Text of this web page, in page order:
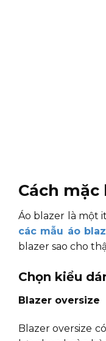
Cách
Áo blazer là một
các mẫu áo
blazer sao cho
Chọn kiểu
Blazer oversize
Blazer oversize